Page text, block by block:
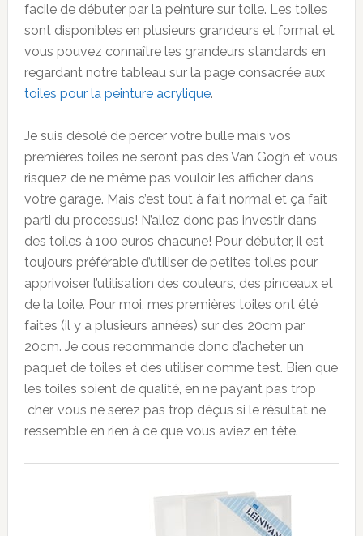
facile de débuter par la peinture sur toile. Les toiles
sont disponibles en plusieurs grandeurs et format et
vous pouvez connaître les grandeurs standards en
regardant notre tableau sur la page consacrée aux
toiles pour la peinture acrylique.
Je suis désolé de percer votre bulle mais vos
premières toiles ne seront pas des Van Gogh et vous
risquez de ne même pas vouloir les afficher dans
votre garage. Mais c’est tout à fait normal et ça fait
parti du processus! N’allez donc pas investir dans
des toiles à 100 euros chacune! Pour débuter, il est
toujours préférable d’utiliser de petites toiles pour
apprivoiser l’utilisation des couleurs, des pinceaux et
de la toile. Pour moi, mes premières toiles ont été
faites (il y a plusieurs années) sur des 20cm par
20cm. Je cous recommande donc d’acheter un
paquet de toiles et des utiliser comme test. Bien que
les toiles soient de qualité, en ne payant pas trop
cher, vous ne serez pas trop déçus si le résultat ne
ressemble en rien à ce que vous aviez en tête.